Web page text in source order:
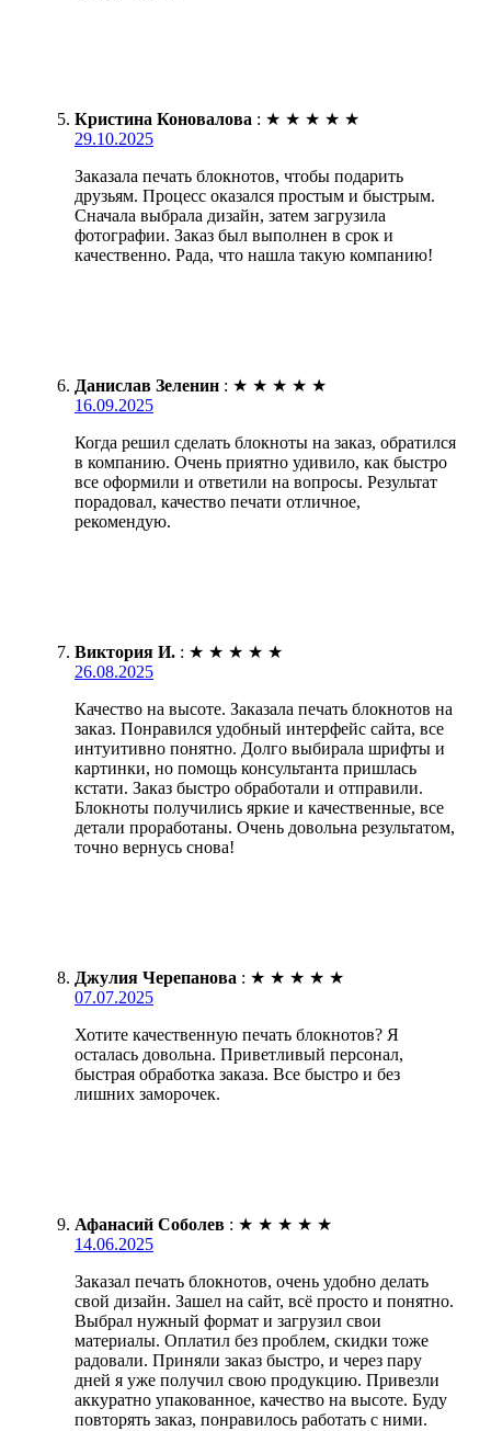
Кристина Коновалова : ★ ★ ★ ★ ★
29.10.2025
Заказала печать блокнотов, чтобы подарить
друзьям. Процесс оказался простым и быстрым.
Сначала выбрала дизайн, затем загрузила
фотографии. Заказ был выполнен в срок и
качественно. Рада, что нашла такую компанию!
Данислав Зеленин : ★ ★ ★ ★ ★
16.09.2025
Когда решил сделать блокноты на заказ, обратился
в компанию. Очень приятно удивило, как быстро
все оформили и ответили на вопросы. Результат
порадовал, качество печати отличное,
рекомендую.
Виктория И. : ★ ★ ★ ★ ★
26.08.2025
Качество на высоте. Заказала печать блокнотов на
заказ. Понравился удобный интерфейс сайта, все
интуитивно понятно. Долго выбирала шрифты и
картинки, но помощь консультанта пришлась
кстати. Заказ быстро обработали и отправили.
Блокноты получились яркие и качественные, все
детали проработаны. Очень довольна результатом,
точно вернусь снова!
Джулия Черепанова : ★ ★ ★ ★ ★
07.07.2025
Хотите качественную печать блокнотов? Я
осталась довольна. Приветливый персонал,
быстрая обработка заказа. Все быстро и без
лишних заморочек.
Афанасий Соболев : ★ ★ ★ ★ ★
14.06.2025
Заказал печать блокнотов, очень удобно делать
свой дизайн. Зашел на сайт, всё просто и понятно.
Выбрал нужный формат и загрузил свои
материалы. Оплатил без проблем, скидки тоже
радовали. Приняли заказ быстро, и через пару
дней я уже получил свою продукцию. Привезли
аккуратно упакованное, качество на высоте. Буду
повторять заказ, понравилось работать с ними.